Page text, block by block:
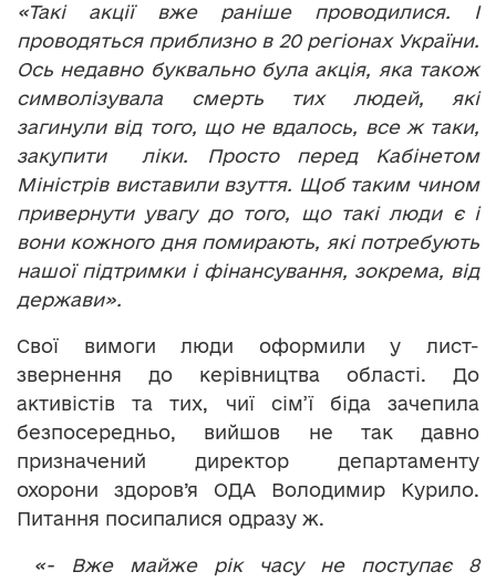
«Такі акції вже раніше проводилися. І
проводяться приблизно в 20 регіонах України.
Ось недавно буквально була акція, яка також
символізувала смерть тих людей, які
загинули від того, що не вдалось, все ж таки,
закупити ліки. Просто перед Кабінетом
Міністрів виставили взуття. Щоб таким чином
привернути увагу до того, що такі люди є і
вони кожного дня помирають, які потребують
нашої підтримки і фінансування, зокрема, від
держави».
Свої вимоги люди оформили у лист-
звернення до керівництва області. До
активістів та тих, чиї сім’ї біда зачепила
безпосередньо, вийшов не так давно
призначений директор департаменту
охорони здоров’я ОДА Володимир Курило.
Питання посипалися одразу ж.
«- Вже майже рік часу не поступає 8